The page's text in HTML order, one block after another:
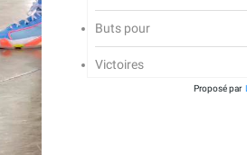
Buts pour
Victoires
Proposé par